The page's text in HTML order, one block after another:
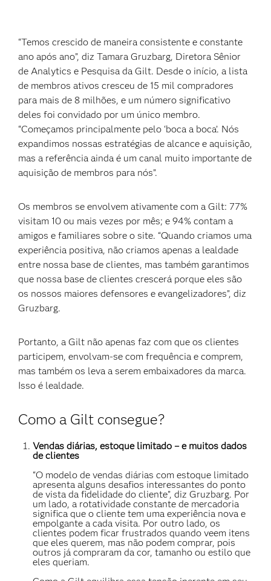
“Temos crescido de maneira consistente e constante
ano após ano”, diz Tamara Gruzbarg, Diretora Sênior
de Analytics e Pesquisa da Gilt. Desde o início, a lista
de membros ativos cresceu de 15 mil compradores
para mais de 8 milhões, e um número significativo
deles foi convidado por um único membro.
“Começamos principalmente pelo ‘boca a boca’. Nós
expandimos nossas estratégias de alcance e aquisição,
mas a referência ainda é um canal muito importante de
aquisição de membros para nós”.
Os membros se envolvem ativamente com a Gilt: 77%
visitam 10 ou mais vezes por mês; e 94% contam a
amigos e familiares sobre o site. “Quando criamos uma
experiência positiva, não criamos apenas a lealdade
entre nossa base de clientes, mas também garantimos
que nossa base de clientes crescerá porque eles são
os nossos maiores defensores e evangelizadores”, diz
Gruzbarg.
Portanto, a Gilt não apenas faz com que os clientes
participem, envolvam-se com frequência e comprem,
mas também os leva a serem embaixadores da marca.
Isso é lealdade.
Como a Gilt consegue?
Vendas diárias, estoque limitado – e muitos dados
de clientes
“O modelo de vendas diárias com estoque limitado
apresenta alguns desafios interessantes do ponto
de vista da fidelidade do cliente”, diz Gruzbarg. Por
um lado, a rotatividade constante de mercadoria
significa que o cliente tem uma experiência nova e
empolgante a cada visita. Por outro lado, os
clientes podem ficar frustrados quando veem itens
que eles querem, mas não podem comprar, pois
outros já compraram da cor, tamanho ou estilo que
eles queriam.